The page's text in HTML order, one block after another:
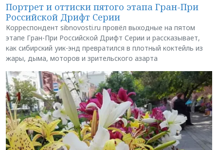
Портрет и оттиски пятого этапа Гран-При
Российской Дрифт Серии
Корреспондент sibnovosti.ru провёл выходные на пятом
этапе Гран-При Российской Дрифт Серии и рассказывает,
как сибирский уик-энд превратился в плотный коктейль из
жары, дыма, моторов и зрительского азарта